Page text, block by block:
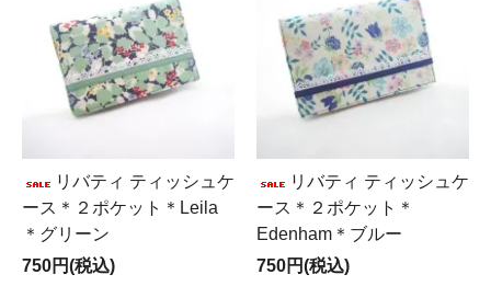
リバティ ティッシュケ
ース＊２ポケット＊Leila
＊グリーン
750円(税込)
リバティ ティッシュケ
ース＊２ポケット＊
Edenham＊ブルー
750円(税込)